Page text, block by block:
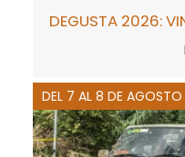
DEGUSTA 2026:
DEL 7 AL 8 DE AGOSTO